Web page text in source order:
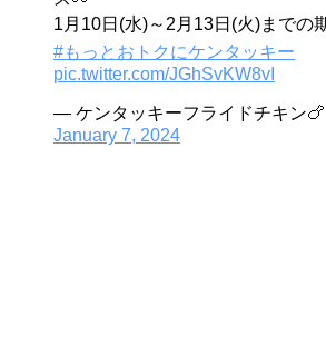
1月10日(水)～2月13日(火)までの
#もっとおトクにケンタッキー
pic.twitter.com/JGhSvKW8vI
— ケンタッキーフライドチキン
January 7, 2024